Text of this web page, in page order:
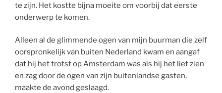
te zijn. Het kostte bijna moeite om voorbij dat eerste
onderwerp te komen.
Alleen al de glimmende ogen van mijn buurman die zelf
oorspronkelijk van buiten Nederland kwam en aangaf
dat hij het trotst op Amsterdam was als hij het liet zien
en zag door de ogen van zijn buitenlandse gasten,
maakte de avond geslaagd.